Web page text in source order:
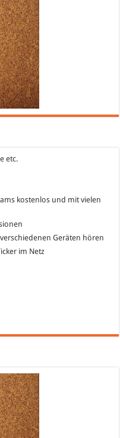
etc.
kostenlos und mit vielen
Geräten hören
im Netz